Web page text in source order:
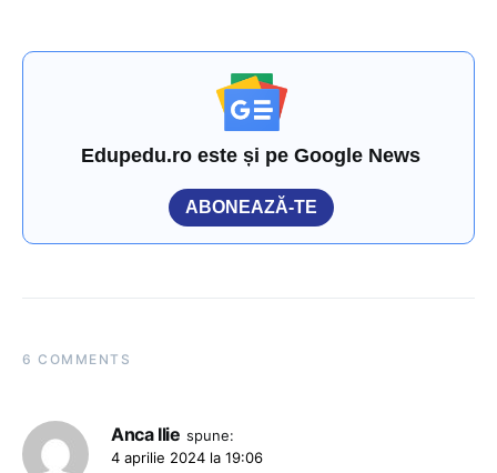
Edupedu.ro este și pe Google News
ABONEAZĂ-TE
6 COMMENTS
Anca Ilie spune:
4 aprilie 2024 la 19:06